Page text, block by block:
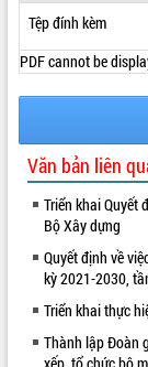
VIDEO
Tệp đính kèm
PDF cannot be
Văn bản liên
Triển khai Quyết
Bộ Xây dựng
Quyết định về
kỳ 2021-2030,
Triển khai thực
Thành lập Đoàn